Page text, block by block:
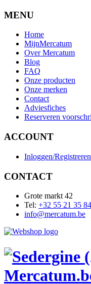
MENU
Home
MijnMercatum
Over Mercatum
Blog
FAQ
Onze producten
Onze merken
Contact
Adviesfiches
Reserveren
ACCOUNT
Inloggen/Registreren
CONTACT
Grote markt 42
Tel: +32 55 21 35 84
info@mercatum.be